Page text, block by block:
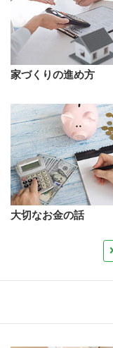
家づくりの進め方
大切なお金の話